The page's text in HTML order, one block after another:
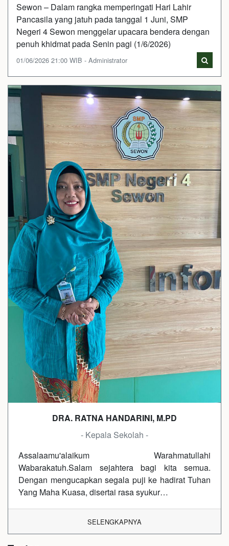
Sewon – Dalam rangka memperingati Hari Lahir
Pancasila yang jatuh pada tanggal 1 Juni, SMP
Negeri 4 Sewon menggelar upacara bendera dengan
penuh khidmat pada Senin pagi (1/6/2026)
01/06/2026 21:00 WIB - Administrator
DRA. RATNA HANDARINI, M.PD
- Kepala Sekolah -
Assalaamu'alaikum Warahmatullahi
Wabarakatuh.Salam sejahtera bagi kita semua.
Dengan mengucapkan segala puji ke hadirat Tuhan
Yang Maha Kuasa, disertai rasa syukur…
SELENGKAPNYA